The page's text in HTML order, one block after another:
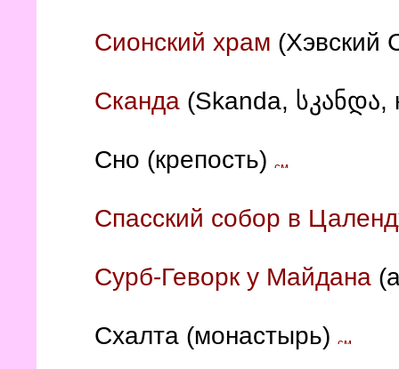
Сионский храм (Хэвский
Сканда (Skanda, სკანდა,
Сно (крепость)
Спасский собор в
Сурб-Геворк у Майдана
Схалта (монастырь)